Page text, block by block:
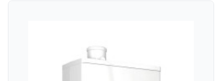
CV Ketels
Ketels